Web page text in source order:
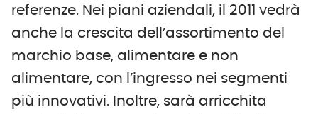
referenze. Nei piani aziendali, il 2011 vedrà
anche la crescita dell’assortimento del
marchio base, alimentare e non
alimentare, con l’ingresso nei segmenti
più innovativi. Inoltre, sarà arricchita